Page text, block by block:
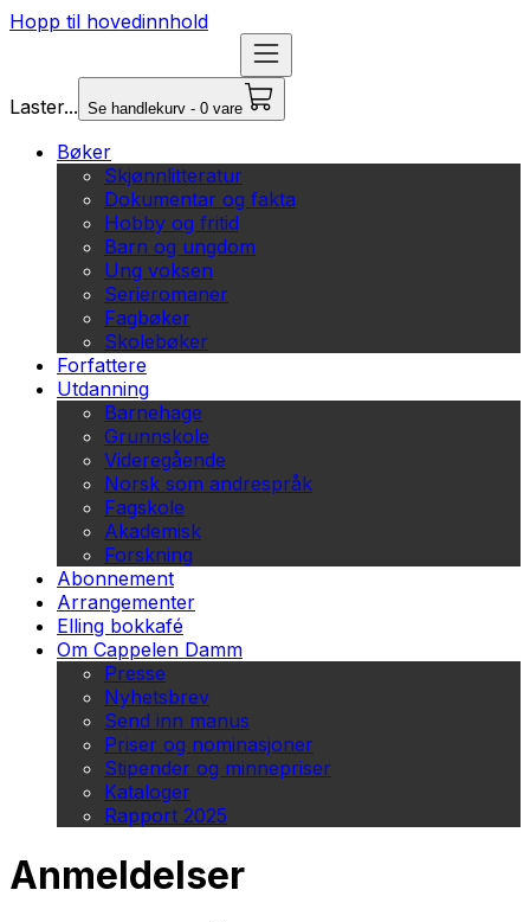
Hopp til hovedinnhold
Laster... Se handlekurv - 0 vare
Bøker
Skjønnlitteratur
Dokumentar og fakta
Hobby og fritid
Barn og ungdom
Ung voksen
Serieromaner
Fagbøker
Skolebøker
Forfattere
Utdanning
Barnehage
Grunnskole
Videregående
Norsk som andrespråk
Fagskole
Akademisk
Forskning
Abonnement
Arrangementer
Elling bokkafé
Om Cappelen Damm
Presse
Nyhetsbrev
Send inn manus
Priser og nominasjoner
Stipender og minnepriser
Kataloger
Rapport 2025
Anmeldelser